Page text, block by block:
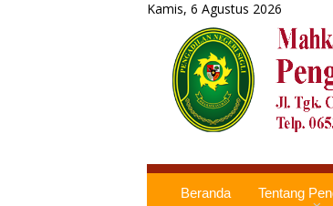
Kamis, 6 Agustus 2026
Beranda Tentang